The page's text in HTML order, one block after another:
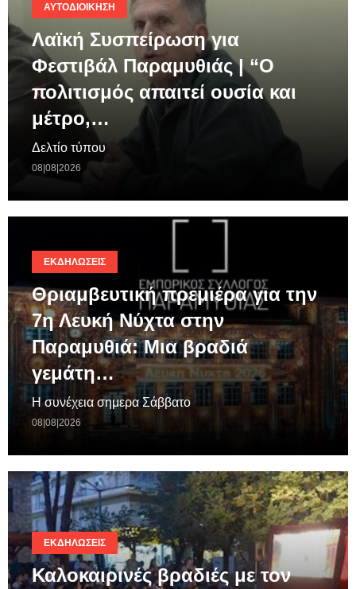
ΑΥΤΟΔΙΟΊΚΗΣΗ
Λαϊκή Συσπείρωση για
Φεστιβάλ Παραμυθιάς | “Ο
πολιτισμός απαιτεί ουσία και
μέτρο,…
Δελτίο τύπου
08|08|2026
ΕΚΔΗΛΏΣΕΙΣ
Θριαμβευτική πρεμιέρα για την
7η Λευκή Νύχτα στην
Παραμυθιά: Μια βραδιά
γεμάτη…
Η συνέχεια σημερα Σάββατο
08|08|2026
ΕΚΔΗΛΏΣΕΙΣ
Καλοκαιρινές βραδιές με τον